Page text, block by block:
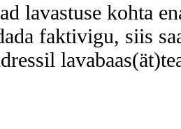
lavastuse kohta
faktivigu, siis